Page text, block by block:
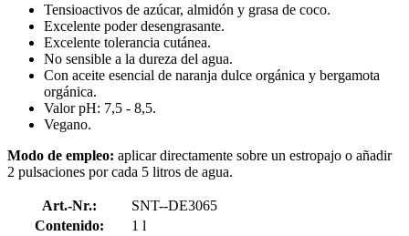
Tensioactivos de azúcar, almidón y grasa de coco.
Excelente poder desengrasante.
Excelente tolerancia cutánea.
No sensible a la dureza del agua.
Con aceite esencial de naranja dulce orgánica y bergamota
orgánica.
Valor pH: 7,5 - 8,5.
Vegano.
Modo de empleo: aplicar directamente sobre un estropajo o añadir
2 pulsaciones por cada 5 litros de agua.
Art.-Nr.:
SNT--DE3065
Contenido:
1 l